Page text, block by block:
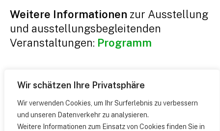
Wir schätzen Ihre Privatsphäre
Wir verwenden Cookies, um Ihr Surferlebnis zu verbessern
und unseren Datenverkehr zu analysieren.
Weitere Informationen zum Einsatz von Cookies finden Sie in
Weitere Informationen zur Ausstellung
und ausstellungsbegleitenden
Veranstaltungen: Programm